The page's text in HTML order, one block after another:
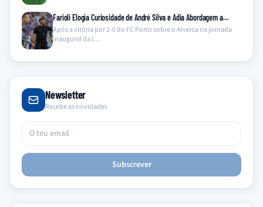
Farioli Elogia Curiosidade de André Silva e Adia Abordagem a…
Após a vitória por 2-0 do FC Porto sobre o Alverca na jornada
inaugural da I…
Newsletter
Recebe as novidades
Subscrever